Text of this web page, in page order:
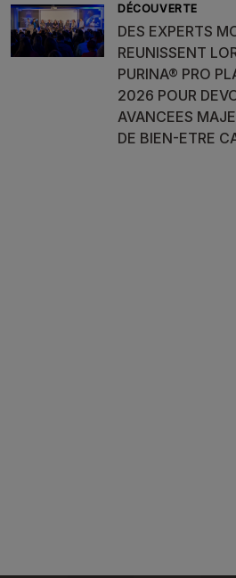
DÉCOUVERTE
DES EXPERTS
REUNISSENT
PURINA® PRO
2026 POUR
AVANCEES
DE BIEN-ETRE